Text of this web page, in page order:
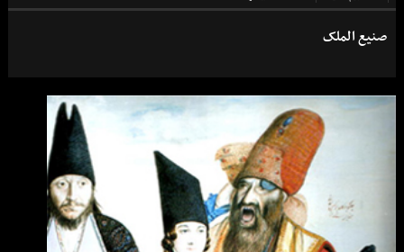
صنیع الملک